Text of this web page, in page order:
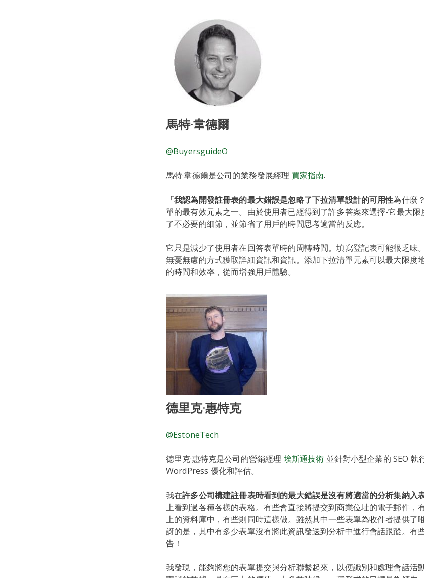
馬特·韋德爾
@BuyersguideO
馬特·韋德爾是公司的業務發展經理 買家指南.
「我認為開發註冊表的最大錯誤是忽略了下拉清單設計的可用性為什麼
單的最有效元素之一。由於使用者已經得到了許多答案來選擇-它最大
了不必要的細節，並節省了用戶的時間思考適當的反應。
它只是減少了使用者在回答表單時的周轉時間。填寫登記表可能很乏味
無憂無慮的方式獲取詳細資訊和資訊。添加下拉清單元素可以最大限度
的時間和效率，從而增強用戶體驗。
德里克·惠特克
@EstoneTech
德里克·惠特克是公司的營銷經理 埃斯通技術 並針對小型企業的 SEO 執
WordPress 優化和評估。
我在許多公司構建註冊表時看到的最大錯誤是沒有將適當的分析集納入
上看到過各種各樣的表格。有些會直接將提交到商業位址的電子郵件，
上的資料庫中，有些則同時這樣做。雖然其中一些表單為收件者提供了
訝的是，其中有多少表單沒有將此資訊發送到分析中進行會話跟蹤。有
告！
我發現，能夠將您的表單提交與分析聯繫起來，以便識別和處理會話活